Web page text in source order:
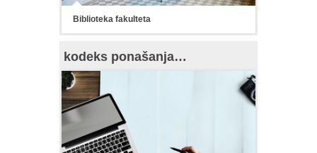
Biblioteka fakulteta
kodeks ponašanja…